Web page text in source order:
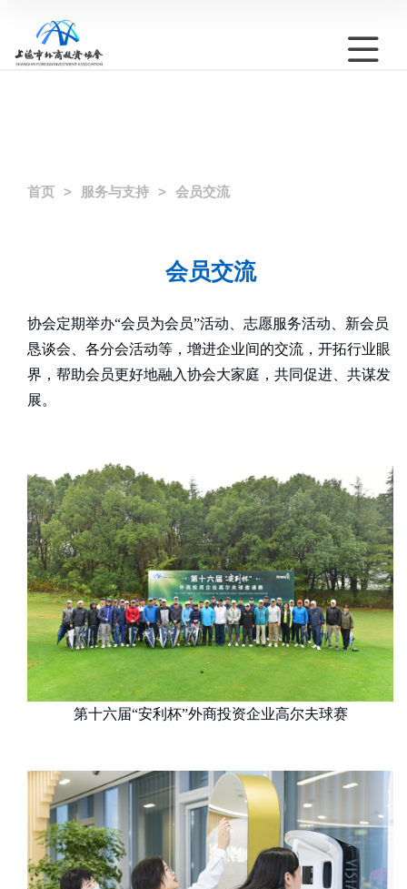
首页 服务与支持 会员交流
会员交流
协会定期举办“会员为会员”活动、志愿服务活动、新会员
恳谈会、各分会活动等，增进企业间的交流，开拓行业眼
界，帮助会员更好地融入协会大家庭，共同促进、共谋发
展。
第十六届“安利杯”外商投资企业高尔夫球赛